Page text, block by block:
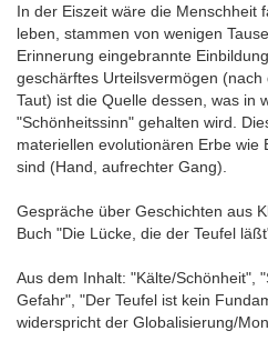
In der Eiszeit wäre die Menschheit
leben, stammen von wenigen
Erinnerung eingebrannte
geschärftes Urteilsvermögen (nach
Taut) ist die Quelle dessen, was in
"Schönheitssinn" gehalten wird.
materiellen evolutionären Erbe wie
sind (Hand, aufrechter Gang).
Gespräche über Geschichten aus
Buch "Die Lücke, die der Teufel
Aus dem Inhalt: "Kälte/Schönheit",
Gefahr", "Der Teufel ist kein
widerspricht der Globalisierung/